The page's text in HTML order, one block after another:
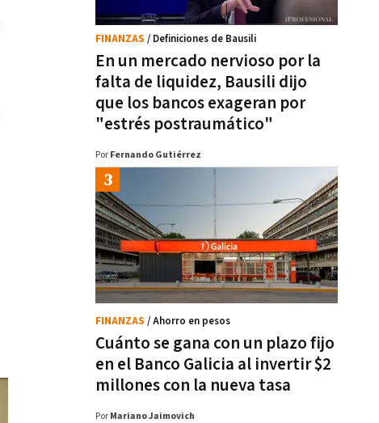
En un mercado nervioso por la
falta de liquidez, Bausili dijo
que los bancos exageran por
"estrés postraumático"
FINANZAS / Definiciones de Bausili
Por Fernando Gutiérrez
Cuánto se gana con un plazo fijo
en el Banco Galicia al invertir $2
millones con la nueva tasa
FINANZAS / Ahorro en pesos
Por Mariano Jaimovich